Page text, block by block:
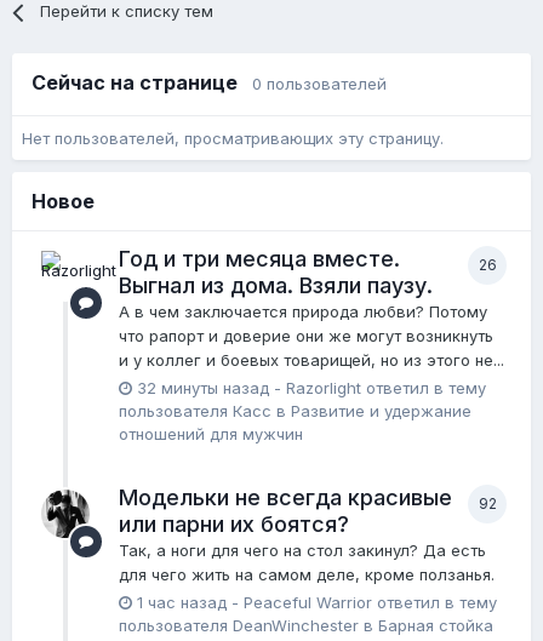
Перейти к списку тем
Сейчас на странице 0 пользователей
Нет пользователей, просматривающих эту страницу.
Новое
26
Год и три месяца вместе.
Выгнал из дома. Взяли паузу.
А в чем заключается природа любви? Потому
что рапорт и доверие они же могут возникнуть
и у коллег и боевых товарищей, но из этого не...
32 минуты назад - Razorlight ответил в тему
пользователя Касс в Pазвитие и удержание
отношений для мужчин
92
Модельки не всегда красивые
или парни их боятся?
Так, а ноги для чего на стол закинул? Да есть
для чего жить на самом деле, кроме ползанья.
1 час назад - Peaceful Warrior ответил в тему
пользователя DeanWinchester в Барная стойка